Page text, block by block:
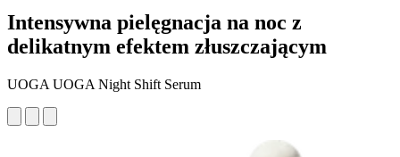
Intensywna pielęgnacja na noc z
delikatnym efektem złuszczającym
UOGA UOGA Night Shift Serum